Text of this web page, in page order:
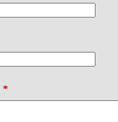
*